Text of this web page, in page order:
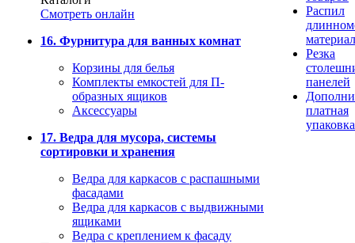
Смотреть онлайн
16. Фурнитура для ванных комнат
Корзины для белья
Комплекты емкостей для П-
образных ящиков
Аксессуары
17. Ведра для мусора, системы
сортировки и хранения
Ведра для каркасов с распашными
фасадами
Ведра для каркасов с выдвижными
ящиками
Ведра с креплением к фасаду
Распил
Резка
панелей
платная
упаковка